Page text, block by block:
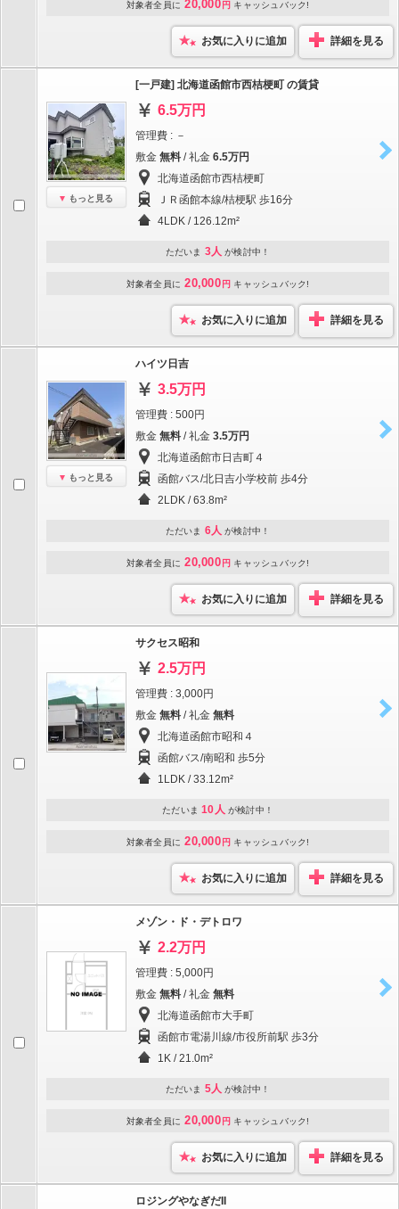
対象者全員に 20,000 円 キャッシュバック!
お気に入りに追加 詳細を見る
もっと見る
[一戸建] 北海道函館市西桔梗町 の賃貸
6.5万円
管理費 : －
敷金 無料 / 礼金 6.5万円
北海道函館市西桔梗町
ＪＲ函館本線/桔梗駅 歩16分
4LDK / 126.12m²
ただいま 3人 が検討中！
対象者全員に 20,000 円 キャッシュバック!
お気に入りに追加 詳細を見る
もっと見る
ハイツ日吉
3.5万円
管理費 : 500円
敷金 無料 / 礼金 3.5万円
北海道函館市日吉町４
函館バス/北日吉小学校前 歩4分
2LDK / 63.8m²
ただいま 6人 が検討中！
対象者全員に 20,000 円 キャッシュバック!
お気に入りに追加 詳細を見る
サクセス昭和
2.5万円
管理費 : 3,000円
敷金 無料 / 礼金 無料
北海道函館市昭和４
函館バス/南昭和 歩5分
1LDK / 33.12m²
ただいま 10人 が検討中！
対象者全員に 20,000 円 キャッシュバック!
お気に入りに追加 詳細を見る
メゾン・ド・デトロワ
2.2万円
管理費 : 5,000円
敷金 無料 / 礼金 無料
北海道函館市大手町
函館市電湯川線/市役所前駅 歩3分
1K / 21.0m²
ただいま 5人 が検討中！
対象者全員に 20,000 円 キャッシュバック!
お気に入りに追加 詳細を見る
ロジングやなぎだII